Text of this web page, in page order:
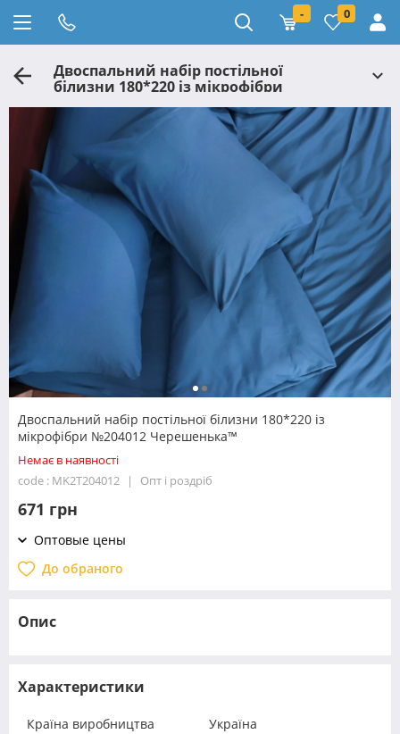
- 0
Двоспальний набір постільної
білизни 180*220 із мікрофібри
№204012 Черешенька™
Двоспальний набір постільної білизни 180*220 із
мікрофібри №204012 Черешенька™
Немає в наявності
code : MK2T204012
Опт і роздріб
671 грн
Оптовые цены
До обраного
Опис
Характеристики
Країна виробництва Україна